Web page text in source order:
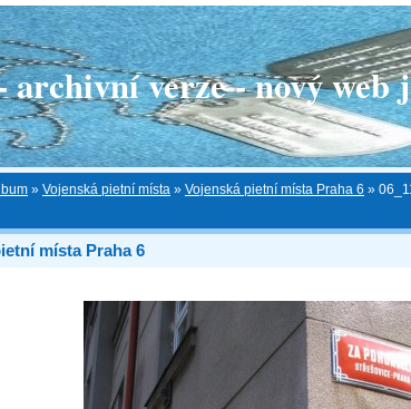
verze - nový web
» Vojenská pietní místa » Vojenská pietní místa Praha 6 »
místa Praha 6